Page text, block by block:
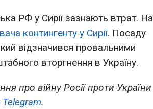
РФ у Сирії зазнають втрат. На
контингенту у Сирії. Посаду
відзначився провальними
вторгнення в Україну.
про війну Росії проти України
.